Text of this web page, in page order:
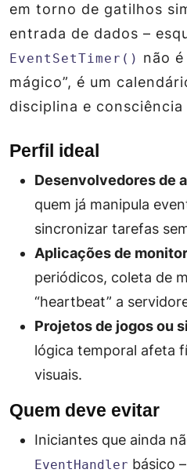
em torno de gatilhos
entrada de dados –
EventSetTimer() não
mágico”, é um
disciplina e consciência
Perfil ideal
Desenvolvedores de
quem já manipula
sincronizar tarefas
Aplicações de
periódicos, coleta de
“heartbeat” a
Projetos de jogos ou
lógica temporal afeta
visuais.
Quem deve evitar
Iniciantes que ainda
EventHandler básico